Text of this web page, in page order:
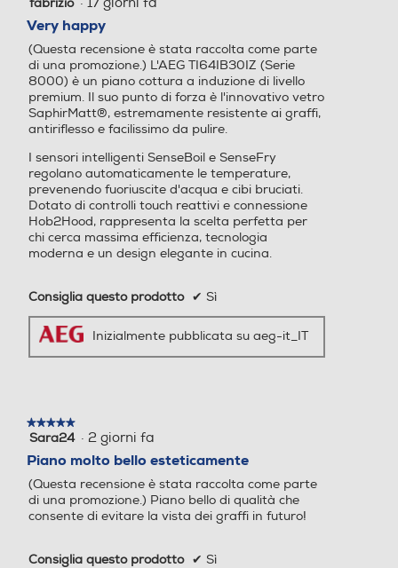
er • Wi-Fi • Bluetooth • Effic
ienza Energetica (Consumo
in Stand By) Inferiore a 0.5
W Rumorosità Inferiore a 4
3dB Cavo Elettrico (Tipologi
a) 5 fili Lunghezza cavo 1.5
m Livello max di potenza •(
3000W / 4000W / max) V
oltaggio / Frequenza 220˜
230 / 50˜60 Hz Indicatore
Calore Residuo 2 Fasi Rilev
elle • Autospegnimento di S
icurezza • Sicurezza Bambi
ni • Limitatore Temperatur
Larghezza-mm Larghezza-mm
5
stelle.
Very happy
(Questa recensione è stata raccolta come parte
di una promozione.) L'AEG TI64IB30IZ (Serie
8000) è un piano cottura a induzione di livello
premium. Il suo punto di forza è l'innovativo vetro
SaphirMatt®, estremamente resistente ai graffi,
antiriflesso e facilissimo da pulire.
I sensori intelligenti SenseBoil e SenseFry
regolano automaticamente le temperature,
prevenendo fuoriuscite d'acqua e cibi bruciati.
Dotato di controlli touch reattivi e connessione
Hob2Hood, rappresenta la scelta perfetta per
chi cerca massima efficienza, tecnologia
moderna e un design elegante in cucina.
Consiglia questo prodotto ✔ Sì
Inizialmente pubblicata su aeg-it_IT
★★★★★
★★★★★
5
5
stelle.
Sara24 · 2 giorni fa
Piano molto bello esteticamente
(Questa recensione è stata raccolta come parte
di una promozione.) Piano bello di qualità che
consente di evitare la vista dei graffi in futuro!
Consiglia questo prodotto ✔ Sì